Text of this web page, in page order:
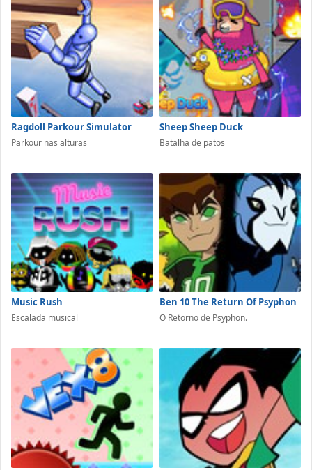
Ragdoll Parkour Simulator
Parkour nas alturas
Sheep Sheep Duck
Batalha de patos
Music Rush
Escalada musical
Ben 10 The Return Of Psyphon
O Retorno de Psyphon.